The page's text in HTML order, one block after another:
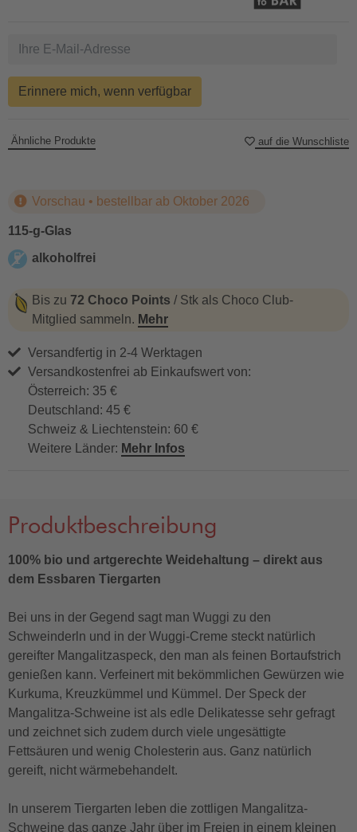
Vorschau • bestellbar ab Oktober 2026
115-g-Glas
alkoholfrei
Bis zu 72 Choco Points / Stk als Choco Club-
Mitglied sammeln. Mehr
Versandfertig in 2-4 Werktagen
Versandkostenfrei ab Einkaufswert von:
Österreich: 35 €
Deutschland: 45 €
Schweiz & Liechtenstein: 60 €
Weitere Länder: Mehr Infos
Erinnere mich, wenn verfügbar
auf die Wunschliste
Ähnliche Produkte
Produktbeschreibung
100% bio und artgerechte Weidehaltung – direkt aus
dem Essbaren Tiergarten
Bei uns in der Gegend sagt man Wuggi zu den
Schweinderln und in der Wuggi-Creme steckt natürlich
gereifter Mangalitzaspeck, den man als feinen Bortaufstrich
genießen kann. Verfeinert mit bekömmlichen Gewürzen wie
Kurkuma, Kreuzkümmel und Kümmel. Der Speck der
Mangalitza-Schweine ist als edle Delikatesse sehr gefragt
und zeichnet sich zudem durch viele ungesättigte
Fettsäuren und wenig Cholesterin aus. Ganz natürlich
gereift, nicht wärmebehandelt.
In unserem Tiergarten leben die zottligen Mangalitza-
Schweine das ganze Jahr über im Freien in einem kleinen